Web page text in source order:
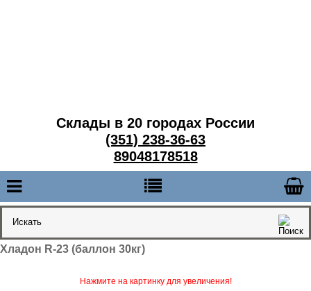
Склады в 20 городах России
(351) 238-36-63
89048178518
Хладон R-23 (баллон 30кг)
Нажмите на картинку для увеличения!